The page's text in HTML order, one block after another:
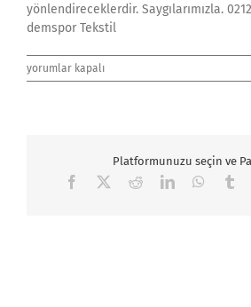
yönlendireceklerdir. Saygılarımızla.
demspor Tekstil
Anı
Örtüsü
yorumlar kapalı
Platformunuzu seçin ve
Facebook RedditLinkedIn